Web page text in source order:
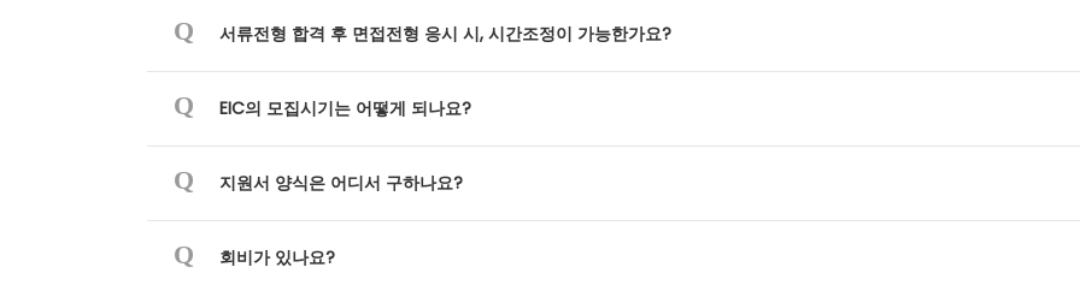
Q 서류전형 합격 후 면접전형 응시 시, 시간조정이 가능한가요?
Q EIC의 모집시기는 어떻게 되나요?
Q 지원서 양식은 어디서 구하나요?
Q 회비가 있나요?